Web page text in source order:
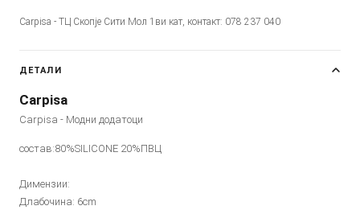
Carpisa - ТЦ Скопје Сити Мол 1ви кат, контакт: 078 237 040
ДЕТАЛИ
Carpisa
Carpisa - Модни додатоци
состав:80%SILICONE 20%ПВЦ
Димензии:
Длабочина: 6cm